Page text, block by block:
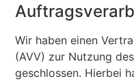
Wir haben einen
(AVV) zur Nutzung
geschlossen. Hierbei